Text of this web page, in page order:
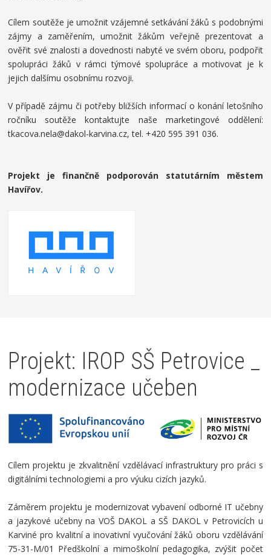
Cílem soutěže je umožnit vzájemné setkávání žáků s podobnými
zájmy a zaměřením, umožnit žákům veřejně prezentovat a
ověřit své znalosti a dovednosti nabyté ve svém oboru, podpořit
spolupráci žáků v rámci týmové spolupráce a motivovat je k
jejich dalšímu osobnímu rozvoji.
V případě zájmu či potřeby bližších informací o konání letošního
ročníku soutěže kontaktujte naše marketingové oddělení:
tkacova.nela@dakol-karvina.cz, tel. +420 595 391 036.
Projekt je finančně podporován statutárním městem
Havířov.
Projekt: IROP SŠ Petrovice _
modernizace učeben
Cílem projektu je zkvalitnění vzdělávací infrastruktury pro práci s
digitálními technologiemi a pro výuku cizích jazyků.
Záměrem projektu je modernizovat vybavení odborné IT učebny
a jazykové učebny na VOŠ DAKOL a SŠ DAKOL v Petrovicích u
Karviné pro kvalitní a inovativní vyučování žáků oboru vzdělávání
75-31-M/01 Předškolní a mimoškolní pedagogika, zvýšit počet